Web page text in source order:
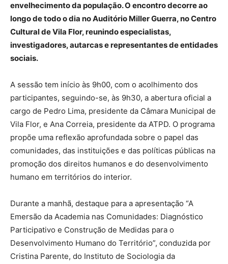
envelhecimento da população. O encontro decorre ao
longo de todo o dia no Auditório Miller Guerra, no Centro
Cultural de Vila Flor, reunindo especialistas,
investigadores, autarcas e representantes de entidades
sociais.
A sessão tem início às 9h00, com o acolhimento dos
participantes, seguindo-se, às 9h30, a abertura oficial a
cargo de Pedro Lima, presidente da Câmara Municipal de
Vila Flor, e Ana Correia, presidente da ATPD. O programa
propõe uma reflexão aprofundada sobre o papel das
comunidades, das instituições e das políticas públicas na
promoção dos direitos humanos e do desenvolvimento
humano em territórios do interior.
Durante a manhã, destaque para a apresentação “A
Emersão da Academia nas Comunidades: Diagnóstico
Participativo e Construção de Medidas para o
Desenvolvimento Humano do Território”, conduzida por
Cristina Parente, do Instituto de Sociologia da